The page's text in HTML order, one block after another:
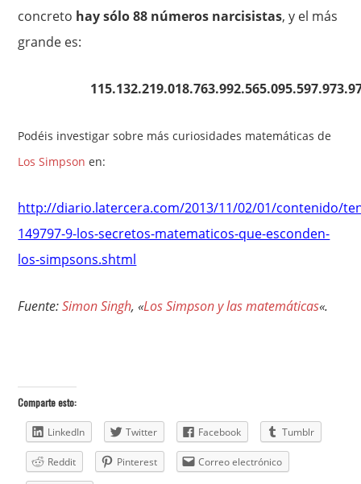
concreto hay sólo 88 números narcisistas, y el más
grande es:
Podéis investigar sobre más curiosidades matemáticas de
Los Simpson en:
http://diario.latercera.com/2013/11/02/01/contenido/
149797-9-los-secretos-matematicos-que-esconden-
los-simpsons.shtml
Fuente:Simon Singh, «Los Simpson y las matemáticas«.
Comparte esto:
LinkedIn Twitter Facebook Tumblr
Reddit Pinterest Correo electrónico